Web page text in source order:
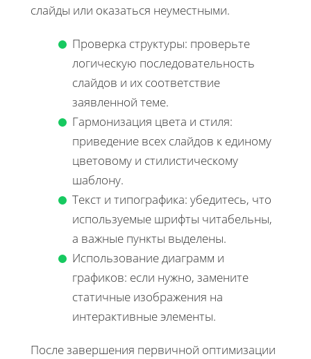
слайды или оказаться неуместными.
Проверка структуры: проверьте
логическую последовательность
слайдов и их соответствие
заявленной теме.
Гармонизация цвета и стиля:
приведение всех слайдов к единому
цветовому и стилистическому
шаблону.
Текст и типографика: убедитесь, что
используемые шрифты читабельны,
а важные пункты выделены.
Использование диаграмм и
графиков: если нужно, замените
статичные изображения на
интерактивные элементы.
После завершения первичной оптимизации